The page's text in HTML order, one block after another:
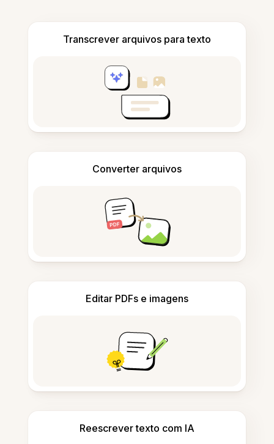
Transcrever arquivos para texto
Converter arquivos
Editar PDFs e imagens
Reescrever texto com IA